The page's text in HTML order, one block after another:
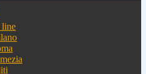
line